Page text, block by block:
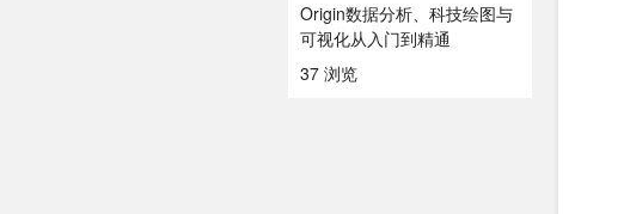
Origin数据分析、科技绘图与
可视化从入门到精通
37 浏览